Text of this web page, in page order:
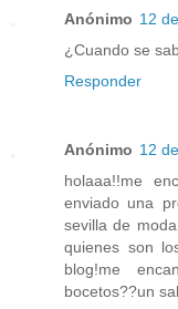
Anónimo 12
¿Cuando se
Responder
Anónimo 12
holaaa!!me
enviado una
sevilla de
quienes son
blog!me
bocetos??un